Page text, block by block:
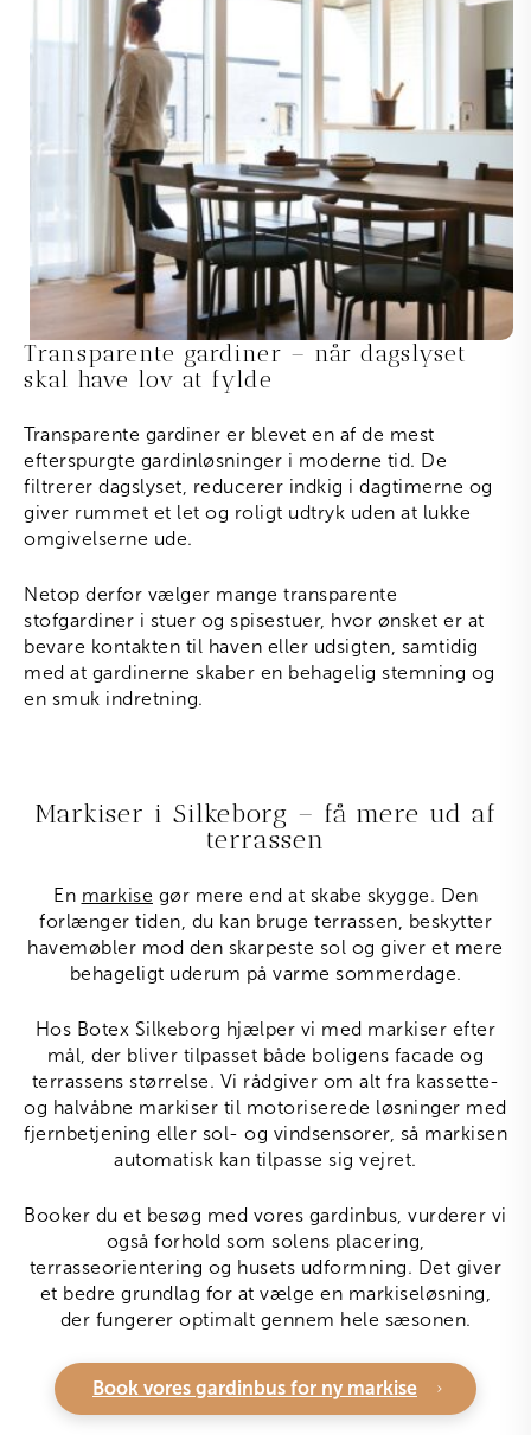
Transparente gardiner – når dagslyset
skal have lov at fylde
Transparente gardiner er blevet en af de mest
efterspurgte gardinløsninger i moderne tid. De
filtrerer dagslyset, reducerer indkig i dagtimerne og
giver rummet et let og roligt udtryk uden at lukke
omgivelserne ude.
Netop derfor vælger mange transparente
stofgardiner i stuer og spisestuer, hvor ønsket er at
bevare kontakten til haven eller udsigten, samtidig
med at gardinerne skaber en behagelig stemning og
en smuk indretning.
Markiser i Silkeborg – få mere ud af
terrassen
En markise gør mere end at skabe skygge. Den
forlænger tiden, du kan bruge terrassen, beskytter
havemøbler mod den skarpeste sol og giver et mere
behageligt uderum på varme sommerdage.
Hos Botex Silkeborg hjælper vi med markiser efter
mål, der bliver tilpasset både boligens facade og
terrassens størrelse. Vi rådgiver om alt fra kassette-
og halvåbne markiser til motoriserede løsninger med
fjernbetjening eller sol- og vindsensorer, så markisen
automatisk kan tilpasse sig vejret.
Booker du et besøg med vores gardinbus, vurderer vi
også forhold som solens placering,
terrasseorientering og husets udformning. Det giver
et bedre grundlag for at vælge en markiseløsning,
der fungerer optimalt gennem hele sæsonen.
Book vores gardinbus for ny markise